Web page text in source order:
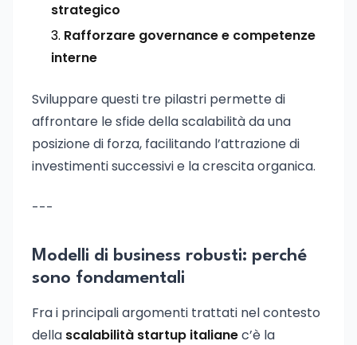
strategico
Rafforzare governance e competenze
interne
Sviluppare questi tre pilastri permette di
affrontare le sfide della scalabilità da una
posizione di forza, facilitando l’attrazione di
investimenti successivi e la crescita organica.
---
Modelli di business robusti: perché
sono fondamentali
Fra i principali argomenti trattati nel contesto
della scalabilità startup italianec’è la